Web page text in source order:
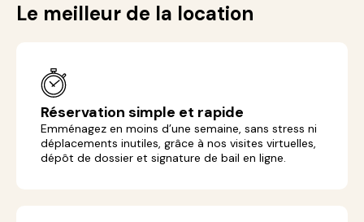
Le meilleur de la location
Réservation simple et rapide
Emménagez en moins d’une semaine, sans stress ni
déplacements inutiles, grâce à nos visites virtuelles,
dépôt de dossier et signature de bail en ligne.